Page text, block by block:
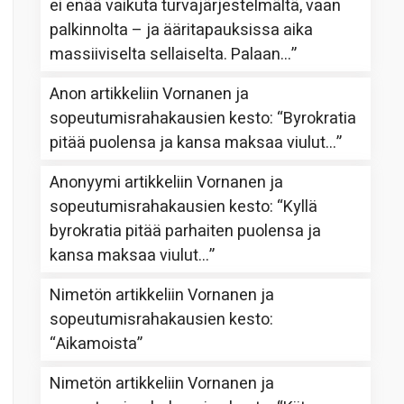
ei enää vaikuta turvajärjestelmältä, vaan
palkinnolta – ja ääritapauksissa aika
massiiviselta sellaiselta. Palaan…”
Anon artikkeliinVornanen ja
sopeutumisrahakausien kesto: “Byrokratia
pitää puolensa ja kansa maksaa viulut…”
Anonyymi artikkeliinVornanen ja
sopeutumisrahakausien kesto: “Kyllä
byrokratia pitää parhaiten puolensa ja
kansa maksaa viulut…”
Nimetön artikkeliinVornanen ja
sopeutumisrahakausien kesto:
“Aikamoista”
Nimetön artikkeliinVornanen ja